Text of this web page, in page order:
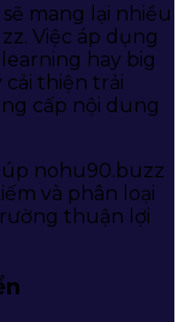
mang lại nhiều
Việc áp dụng
hay big
cải thiện trải
cấp nội dung
nohu90.buzz
và phân loại
thuận lợi